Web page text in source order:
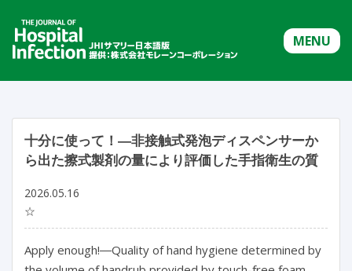
MENU
十分に使って！―非接触式発泡ディスペンサーか
ら出た擦式製剤の量により評価した手指衛生の質
2026.05.16
☆
Apply enough!―Quality of hand hygiene determined by